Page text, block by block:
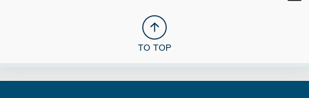
TO TOP